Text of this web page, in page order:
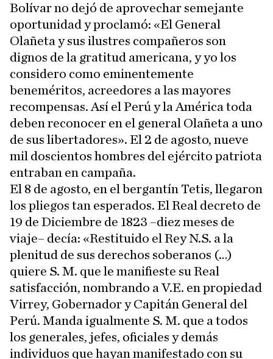
Bolívar no dejó de aprovechar semejante
oportunidad y proclamó: «El General
Olañeta y sus ilustres compañeros son
dignos de la gratitud americana, y yo los
considero como eminentemente
beneméritos, acreedores a las mayores
recompensas. Así el Perú y la América toda
deben reconocer en el general Olañeta a uno
de sus libertadores». El 2 de agosto, nueve
mil doscientos hombres del ejército patriota
entraban en campaña.
El 8 de agosto, en el bergantín Tetis, llegaron
los pliegos tan esperados. El Real decreto de
19 de Diciembre de 1823 –diez meses de
viaje– decía: «Restituido el Rey N.S. a la
plenitud de sus derechos soberanos (…)
quiere S. M. que le manifieste su Real
satisfacción, nombrando a V.E. en propiedad
Virrey, Gobernador y Capitán General del
Perú. Manda igualmente S. M. que a todos
los generales, jefes, oficiales y demás
individuos que hayan manifestado con su